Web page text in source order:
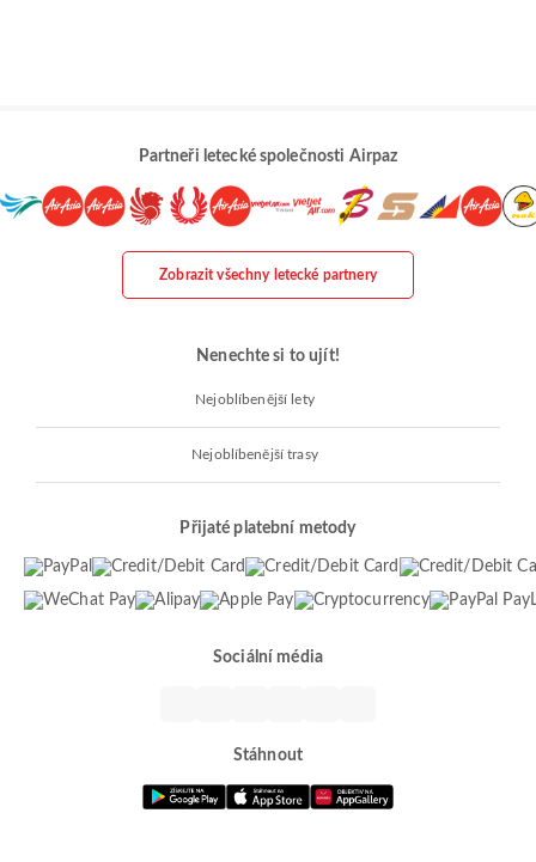
Partneři letecké společnosti Airpaz
Zobrazit všechny letecké partnery
Nenechte si to ujít!
Nejoblíbenější lety
Nejoblíbenější trasy
Přijaté platební metody
Sociální média
Stáhnout